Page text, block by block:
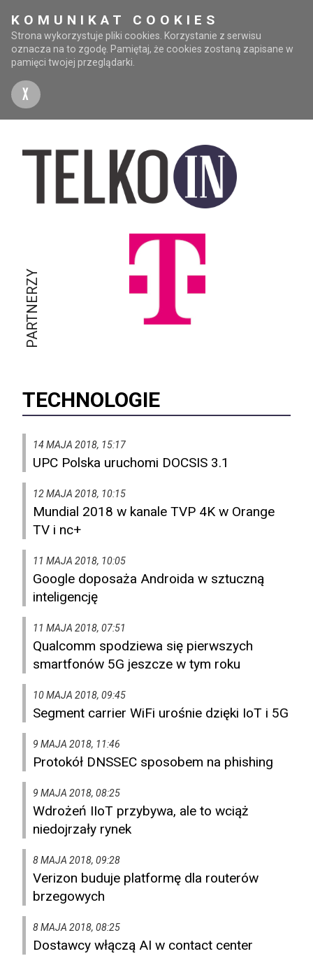
KOMUNIKAT COOKIES
Strona wykorzystuje pliki cookies. Korzystanie z serwisu
oznacza na to zgodę. Pamiętaj, że cookies zostaną zapisane w
pamięci twojej przeglądarki.
X
PARTNERZY
TECHNOLOGIE
14 MAJA 2018, 15:17
UPC Polska uruchomi DOCSIS 3.1
12 MAJA 2018, 10:15
Mundial 2018 w kanale TVP 4K w Orange
TV i nc+
11 MAJA 2018, 10:05
Google doposaża Androida w sztuczną
inteligencję
11 MAJA 2018, 07:51
Qualcomm spodziewa się pierwszych
smartfonów 5G jeszcze w tym roku
10 MAJA 2018, 09:45
Segment carrier WiFi urośnie dzięki IoT i 5G
9 MAJA 2018, 11:46
Protokół DNSSEC sposobem na phishing
9 MAJA 2018, 08:25
Wdrożeń IIoT przybywa, ale to wciąż
niedojrzały rynek
8 MAJA 2018, 09:28
Verizon buduje platformę dla routerów
brzegowych
8 MAJA 2018, 08:25
Dostawcy włączą AI w contact center